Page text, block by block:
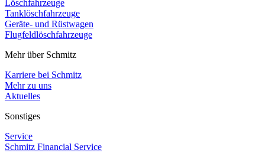
Löschfahrzeuge
Tanklöschfahrzeuge
Geräte- und Rüstwagen
Flugfeldlöschfahrzeuge
Mehr über Schmitz
Karriere bei Schmitz
Mehr zu uns
Aktuelles
Sonstiges
Service
Schmitz Financial Service